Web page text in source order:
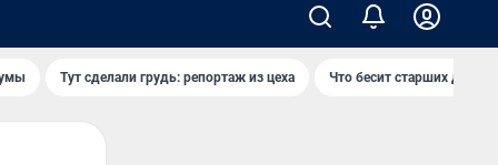
Тут сделали грудь: репортаж из цеха Что бесит старших детей